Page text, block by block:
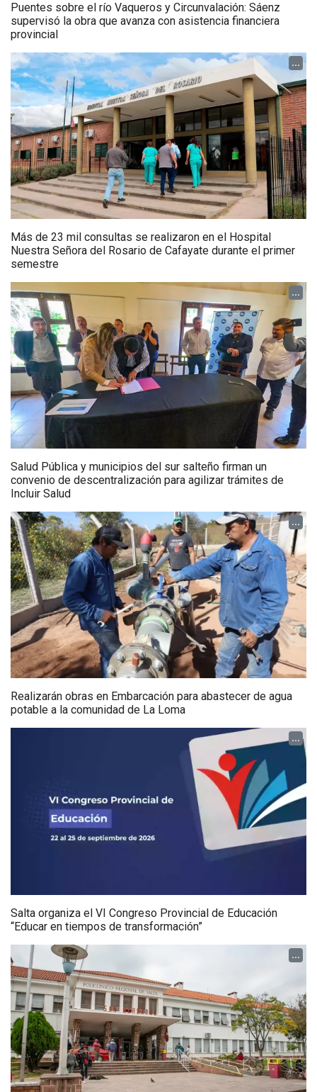
Puentes sobre el río Vaqueros y Circunvalación: Sáenz
supervisó la obra que avanza con asistencia financiera
provincial
...
Más de 23 mil consultas se realizaron en el Hospital
Nuestra Señora del Rosario de Cafayate durante el primer
semestre
...
Salud Pública y municipios del sur salteño firman un
convenio de descentralización para agilizar trámites de
Incluir Salud
...
Realizarán obras en Embarcación para abastecer de agua
potable a la comunidad de La Loma
...
Salta organiza el VI Congreso Provincial de Educación
“Educar en tiempos de transformación”
...